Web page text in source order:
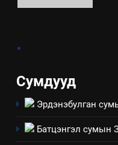
8
.
Сумдууд
Эрдэнэбулган
Батцэнгэл сумын